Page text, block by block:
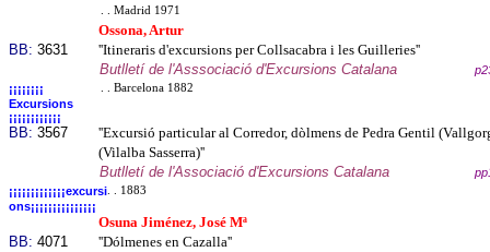
. . Madrid 1971
Ossona, Artur
BB: 3631
''Itineraris d'excursions per Collsacabra i les Guilleries''
Butlletí de l'Asssociació d'Excursions Catalana
¡¡¡¡¡¡¡¡
. . Barcelona 1882
Excursions
¡¡¡¡¡¡¡¡¡¡¡¡
BB: 3567
''Excursió particular al Corredor, dòlmens de Pedra Gentil
(Vilalba Sasserra)''
Butlletí de l'Associació d'Excursions Catalana
¡¡¡¡¡¡¡¡¡¡¡¡¡excursi . . 1883
ons¡¡¡¡¡¡¡¡¡¡¡¡¡¡¡
Osuna Jiménez, José Mª
BB: 4071
''Dólmenes en Cazalla''